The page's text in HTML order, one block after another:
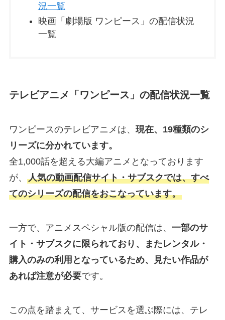
況一覧
映画「劇場版 ワンピース」の配信状況
一覧
テレビアニメ「ワンピース」の配信状況一覧
ワンピースのテレビアニメは、 現在、19種類のシ
リーズに分かれています。
全1,000話を超える大編アニメとなっております
が、 人気の動画配信サイト・サブスクでは、すべ
てのシリーズの配信をおこなっています。
一方で、アニメスペシャル版の配信は、 一部のサ
イト・サブスクに限られており、またレンタル・
購入のみの利用となっているため、見たい作品が
あれば注意が必要です。
この点を踏まえて、サービスを選ぶ際には、テレ